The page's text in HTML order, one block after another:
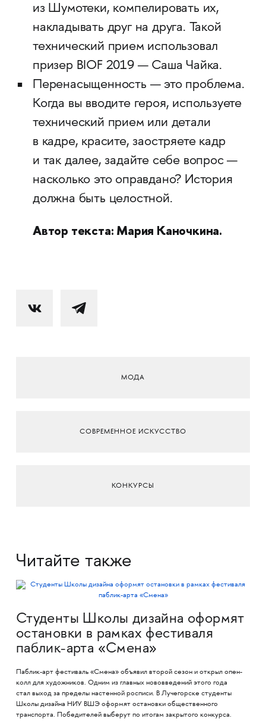
из Шумотеки, компелировать их,
накладывать друг на друга. Такой
технический прием использовал
призер BIOF 2019 — Саша Чайка.
Перенасыщенность — это проблема.
Когда вы вводите героя, используете
технический прием или детали
в кадре, красите, заостряете кадр
и так далее, задайте себе вопрос —
насколько это оправдано? История
должна быть целостной.
Автор текста: Мария Каночкина.
МОДА
СОВРЕМЕННОЕ ИСКУССТВО
КОНКУРСЫ
Читайте также
Студенты Школы дизайна оформят
остановки в рамках фестиваля
паблик-арта «Смена»
Паблик-арт фестиваль «Смена» объявил второй сезон и открыл опен-
колл для художников. Одним из главных нововведений этого года
стал выход за пределы настенной росписи. В Лучегорске студенты
Школы дизайна НИУ ВШЭ оформят остановки общественного
транспорта. Победителей выберут по итогам закрытого конкурса.